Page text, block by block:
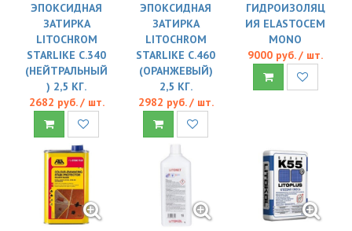
ЭПОКСИДНАЯ
ЗАТИРКА
LITOCHROM
STARLIKE C.340
(НЕЙТРАЛЬНЫЙ
) 2,5 КГ.
2682 руб. / шт.
ЭПОКСИДНАЯ
ЗАТИРКА
LITOCHROM
STARLIKE C.460
(ОРАНЖЕВЫЙ)
2,5 КГ.
2982 руб. / шт.
ГИДРОИЗОЛЯЦ
ИЯ ELASTOCEM
MONO
9000 руб. / шт.